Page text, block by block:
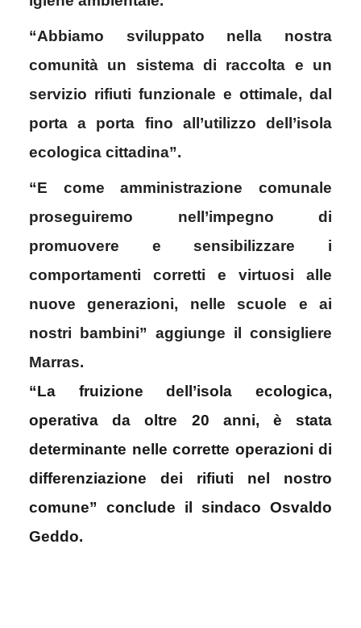
“Abbiamo sviluppato nella nostra
comunità un sistema di raccolta e un
servizio rifiuti funzionale e ottimale, dal
porta a porta fino all’utilizzo dell’isola
ecologica cittadina”.
“E come amministrazione comunale
proseguiremo nell’impegno di
promuovere e sensibilizzare i
comportamenti corretti e virtuosi alle
nuove generazioni, nelle scuole e ai
nostri bambini” aggiunge il consigliere
Marras.
“La fruizione dell’isola ecologica,
operativa da oltre 20 anni, è stata
determinante nelle corrette operazioni di
differenziazione dei rifiuti nel nostro
comune” conclude il sindaco Osvaldo
Geddo.